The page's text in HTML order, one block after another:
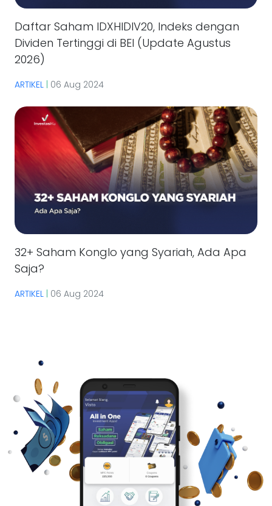
Daftar Saham IDXHIDIV20, Indeks dengan
Dividen Tertinggi di BEI (Update Agustus
2026)
ARTIKEL | 06 Aug 2024
32+ Saham Konglo yang Syariah, Ada Apa
Saja?
ARTIKEL 06 Aug 2024